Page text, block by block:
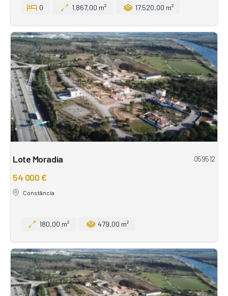
0 1.867,00 m² 17.520,00 m²
Lote Moradia 059512
54 000 €
Constância
180,00 m² 479,00 m²